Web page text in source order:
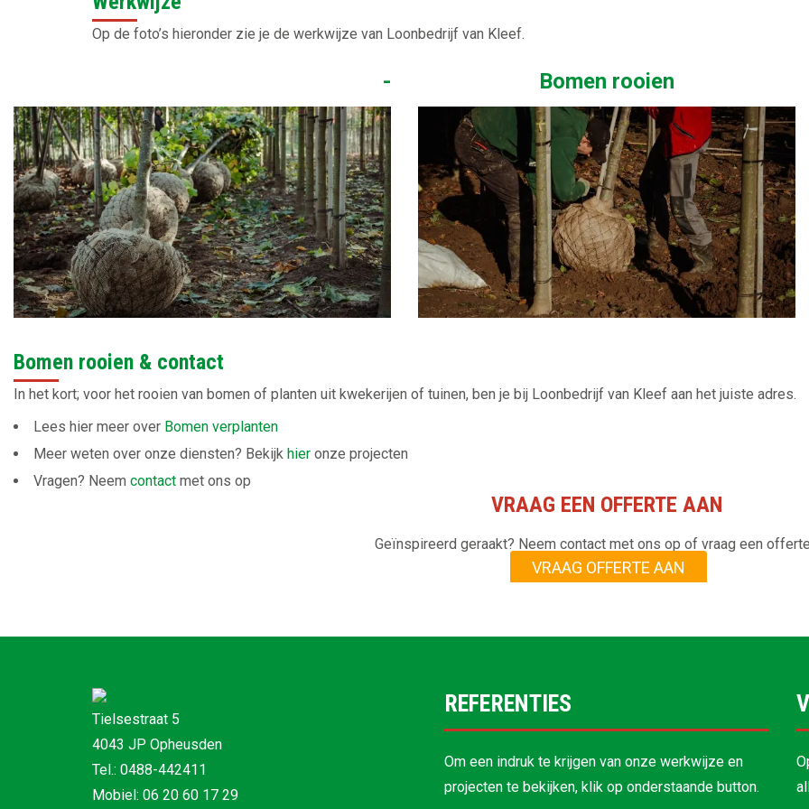
Op de foto’s hieronder zie je de werkwijze van Loonbedrijf van Kleef.
- Bomen rooien
Bomen rooien & contact
In het kort; voor het rooien van bomen of planten uit kwekerijen of tuinen, ben je bij Loonbedrijf van Kleef aan het juiste adres.
Lees hier meer over Bomen verplanten
Meer weten over onze diensten? Bekijk hier onze projecten
Vragen? Neem contact met ons op
VRAAG EEN OFFERTE AAN
Geïnspireerd geraakt? Neem contact met ons op of vraag een
VRAAG OFFERTE AAN
Tielsestraat 5
4043 JP Opheusden
Tel.: 0488-442411
Mobiel: 06 20 60 17 29
REFERENTIES
Om een indruk te krijgen van onze werkwijze en
projecten te bekijken, klik op onderstaande button.